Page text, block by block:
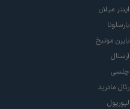
اینتر میلان
بارسلونا
بایرن مونیخ
آرسنال
چلسی
رئال مادرید
لیورپول